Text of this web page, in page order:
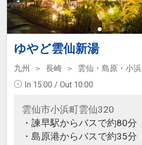
ゆやど雲仙新湯
九州 長崎
雲仙・島原・小浜
In 15:00 / Out 10:00
雲仙市小浜町雲仙320
・諫早駅からバスで約80分
・島原港からバスで約35分